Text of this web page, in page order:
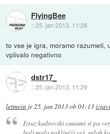
FlyingBee
::25. jan 2013, 11:28
to vse je igra, moramo razumeti,
vplivalo negativno
dstr17_
::25. jan 2013, 11:29
letmein je25. jan 2013 ob 01:13
Izraz kadrovski cunami si pa